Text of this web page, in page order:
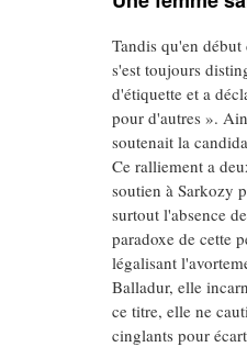
Tandis qu'en
s'est toujours
d'étiquette et a
pour d'autres ».
soutenait la
Ce ralliement a
soutien à Sarkozy
surtout l'absence
paradoxe de cette
légalisant
Balladur, elle
ce titre, elle ne
cinglants pour